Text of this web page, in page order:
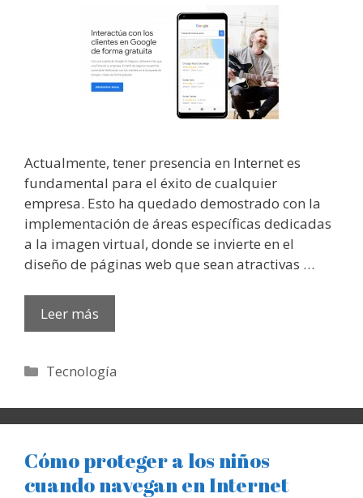
Actualmente, tener presencia en Internet es
fundamental para el éxito de cualquier
empresa. Esto ha quedado demostrado con la
implementación de áreas específicas dedicadas
a la imagen virtual, donde se invierte en el
diseño de páginas web que sean atractivas …
Leer más
Categorías
Tecnología
Cómo proteger a los niños
cuando navegan en Internet